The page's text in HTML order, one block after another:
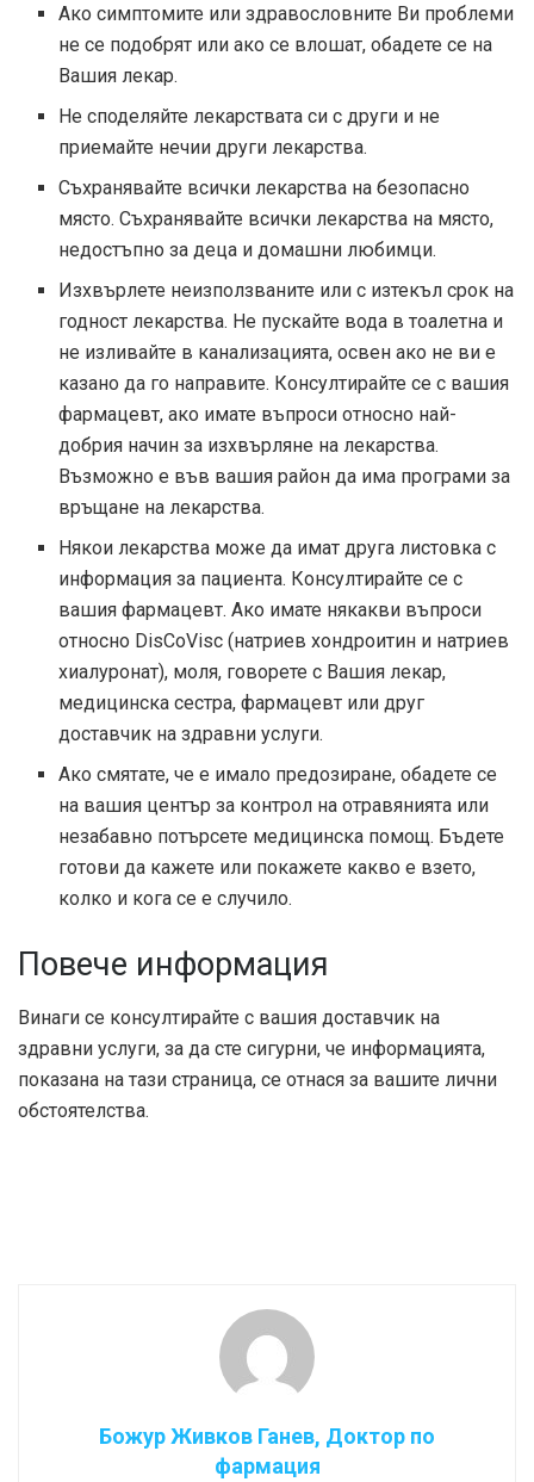
Ако симптомите или здравословните Ви проблеми
не се подобрят или ако се влошат, обадете се на
Вашия лекар.
Не споделяйте лекарствата си с други и не
приемайте нечии други лекарства.
Съхранявайте всички лекарства на безопасно
място. Съхранявайте всички лекарства на място,
недостъпно за деца и домашни любимци.
Изхвърлете неизползваните или с изтекъл срок на
годност лекарства. Не пускайте вода в тоалетна и
не изливайте в канализацията, освен ако не ви е
казано да го направите. Консултирайте се с вашия
фармацевт, ако имате въпроси относно най-
добрия начин за изхвърляне на лекарства.
Възможно е във вашия район да има програми за
връщане на лекарства.
Някои лекарства може да имат друга листовка с
информация за пациента. Консултирайте се с
вашия фармацевт. Ако имате някакви въпроси
относно DisCoVisc (натриев хондроитин и натриев
хиалуронат), моля, говорете с Вашия лекар,
медицинска сестра, фармацевт или друг
доставчик на здравни услуги.
Ако смятате, че е имало предозиране, обадете се
на вашия център за контрол на отравянията или
незабавно потърсете медицинска помощ. Бъдете
готови да кажете или покажете какво е взето,
колко и кога се е случило.
Повече информация
Винаги се консултирайте с вашия доставчик на
здравни услуги, за да сте сигурни, че информацията,
показана на тази страница, се отнася за вашите лични
обстоятелства.
Божур Живков Ганев, Доктор по
фармация